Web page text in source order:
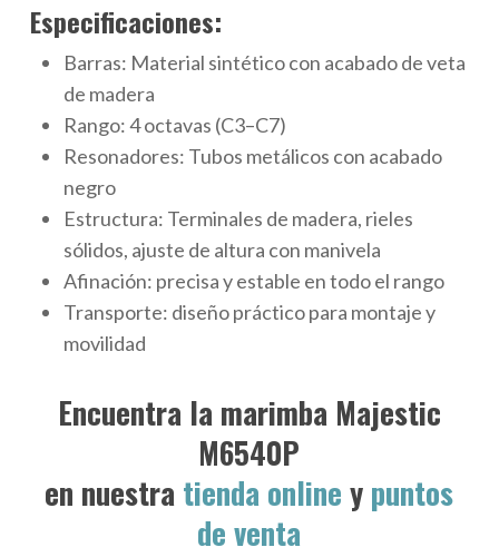
Especificaciones:
Barras: Material sintético con acabado de veta
de madera
Rango: 4 octavas (C3–C7)
Resonadores: Tubos metálicos con acabado
negro
Estructura: Terminales de madera, rieles
sólidos, ajuste de altura con manivela
Afinación: precisa y estable en todo el rango
Transporte: diseño práctico para montaje y
movilidad
Encuentra la marimba Majestic
M6540P
en nuestra tienda online y puntos
de venta